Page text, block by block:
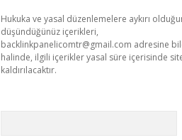
Hukuka ve yasal düzenlemelere aykırı
düşündüğünüz içerikleri,
backlinkpanelicomtr@gmail.com adresine
halinde, ilgili içerikler yasal süre içerisinde
kaldırılacaktır.